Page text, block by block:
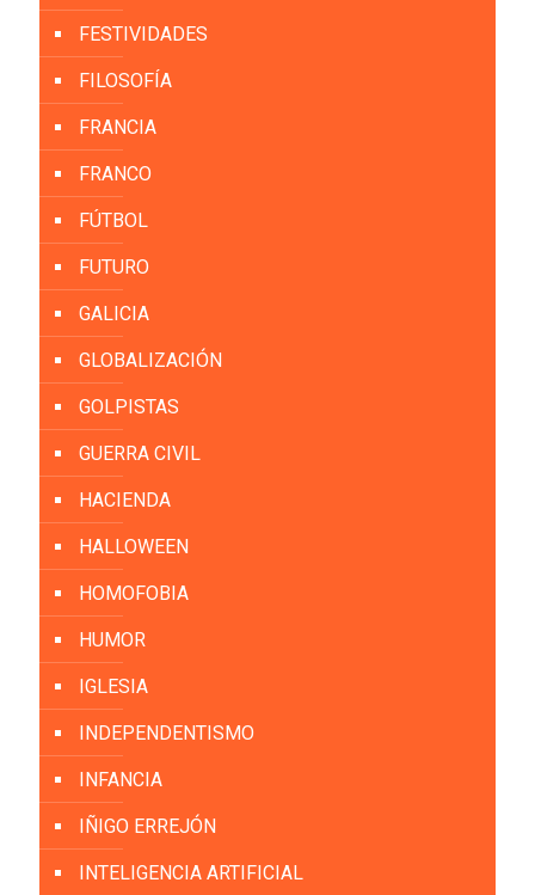
FESTIVIDADES
FILOSOFÍA
FRANCIA
FRANCO
FÚTBOL
FUTURO
GALICIA
GLOBALIZACIÓN
GOLPISTAS
GUERRA CIVIL
HACIENDA
HALLOWEEN
HOMOFOBIA
HUMOR
IGLESIA
INDEPENDENTISMO
INFANCIA
IÑIGO ERREJÓN
INTELIGENCIA ARTIFICIAL